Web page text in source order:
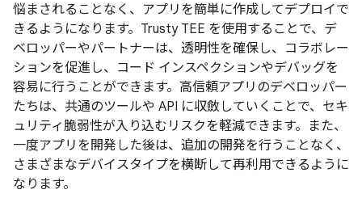
悩まされることなく、アプリを簡単に作成してデプロイで
きるようになります。Trusty TEE を使用することで、デ
ベロッパーやパートナーは、透明性を確保し、コラボレー
ションを促進し、コード インスペクションやデバッグを
容易に行うことができます。高信頼アプリのデベロッパー
たちは、共通のツールや API に収斂していくことで、セキ
ュリティ脆弱性が入り込むリスクを軽減できます。また、
一度アプリを開発した後は、追加の開発を行うことなく、
さまざまなデバイスタイプを横断して再利用できるように
なります。